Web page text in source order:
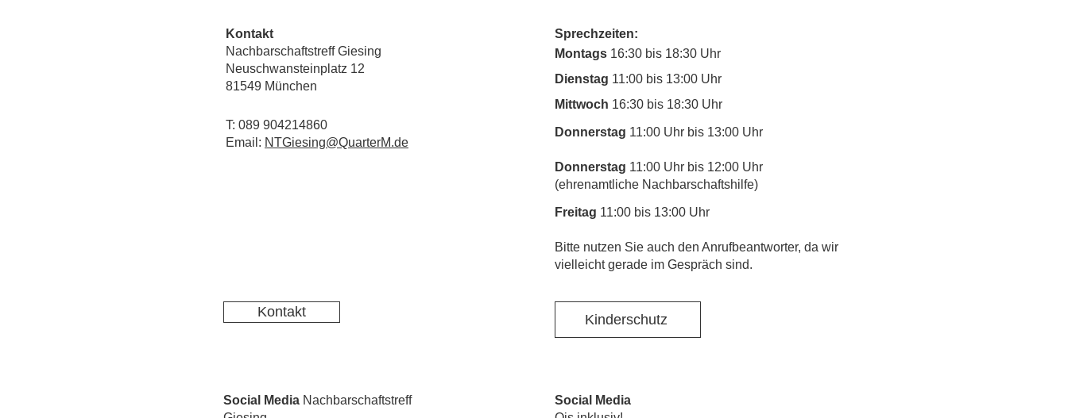
Kontakt
Nachbarschaftstreff Giesing
Neuschwansteinplatz 12
81549 München
T: 089 904214860
Email: NTGiesing@QuarterM.de
Kontakt
Sprechzeiten:
Montags 16:30 bis 18:30 Uhr
Dienstag 11:00 bis 13:00 Uhr
Mittwoch 16:30 bis 18:30 Uhr
Donnerstag 11:00 Uhr bis 13:00 Uhr
Donnerstag 11:00 Uhr bis 12:00 Uhr
(ehrenamtliche Nachbarschaftshilfe)
Freitag 11:00 bis 13:00 Uhr
​Bitte nutzen Sie auch den Anrufbeantworter, da wir
vielleicht gerade im Gespräch sind.
Kinderschutz
Social Media Nachbarschaftstreff
Social Media